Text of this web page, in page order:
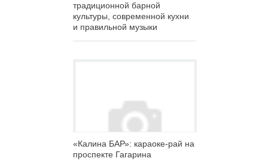
традиционной барной
культуры, современной кухни
и правильной музыки
«Калина БАР»: караоке-рай на
проспекте Гагарина